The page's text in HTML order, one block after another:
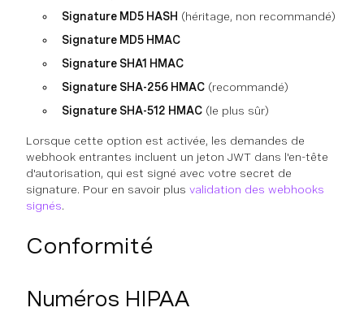
Signature MD5 HASH (héritage, non recommandé)
Signature MD5 HMAC
Signature SHA1 HMAC
Signature SHA-256 HMAC (recommandé)
Signature SHA-512 HMAC (le plus sûr)
Lorsque cette option est activée, les demandes de
webhook entrantes incluent un jeton JWT dans l'en-tête
d'autorisation, qui est signé avec votre secret de
signature. Pour en savoir plus validation des webhooks
signés.
Conformité
Numéros HIPAA